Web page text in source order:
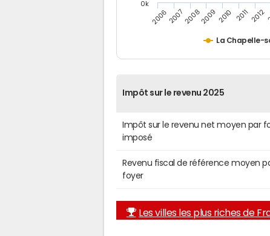
La Chapelle-
20062007200820092010 2011 2012
0k
Impôt sur le revenu 2025
Impôt sur le revenu net moyen par
imposé
Revenu fiscal de référence moyen
foyer
Les villes les plus riches de